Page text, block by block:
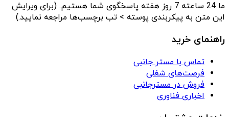
ما 24 ساعته 7 روز هفته پاسخگوی شما هستیم. (برای ویرایش
این متن به پیکربندی پوسته > تب برچسب‌ها مراجعه نمایید.)
راهنمای خرید
تماس با مستر جانبی
فرصت‌های شغلی
فروش در مسترجانبی
اخباری فناوری